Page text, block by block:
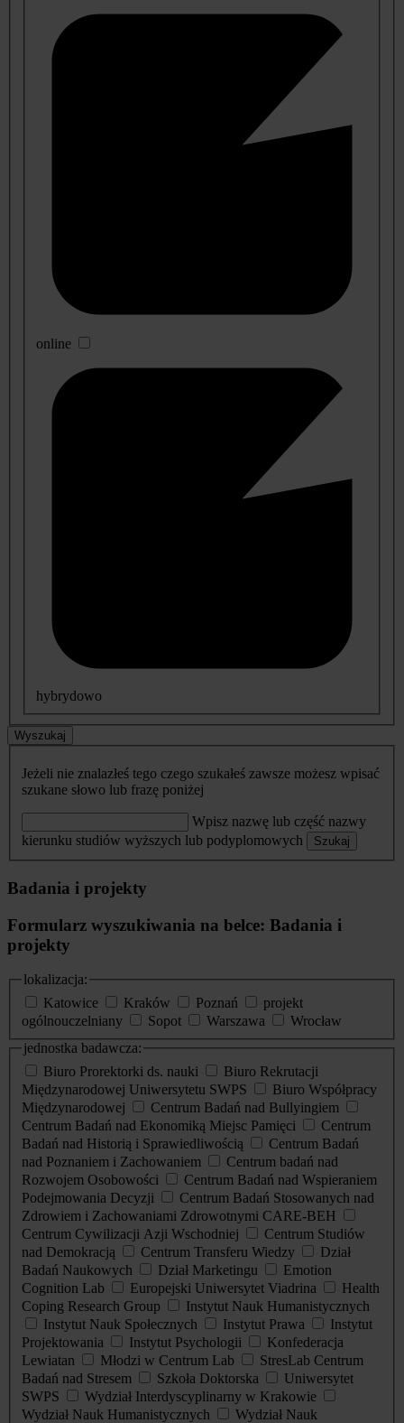
online
hybrydowo
Wyszukaj
Jeżeli nie znalazłeś tego czego szukałeś zawsze możesz wpisać
szukane słowo lub frazę poniżej
Wpisz nazwę lub część nazwy
kierunku studiów wyższych lub podyplomowych
Szukaj
Badania i projekty
Formularz wyszukiwania na belce: Badania i
projekty
lokalizacja:
Katowice
Kraków Poznań
projekt
ogólnouczelniany
Sopot Warszawa
Wrocław
jednostka badawcza:
Biuro Prorektorki ds. nauki
Biuro Rekrutacji
Międzynarodowej Uniwersytetu SWPS
Biuro Współpracy
Międzynarodowej
Centrum Badań nad Bullyingiem
Centrum Badań nad Ekonomiką Miejsc Pamięci
Centrum
Badań nad Historią i Sprawiedliwością
Centrum Badań
nad Poznaniem i Zachowaniem
Centrum badań nad
Rozwojem Osobowości
Centrum Badań nad Wspieraniem
Podejmowania Decyzji
Centrum Badań Stosowanych nad
Zdrowiem i Zachowaniami Zdrowotnymi CARE-BEH
Centrum Cywilizacji Azji Wschodniej
Centrum Studiów
nad Demokracją
Centrum Transferu Wiedzy
Dział
Badań Naukowych
Dział Marketingu
Emotion
Cognition Lab
Europejski Uniwersytet Viadrina
Health
Coping Research Group
Instytut Nauk Humanistycznych
Instytut Nauk Społecznych
Instytut Prawa
Instytut
Projektowania
Instytut Psychologii
Konfederacja
Lewiatan
Młodzi w Centrum Lab
StresLab Centrum
Badań nad Stresem
Szkoła Doktorska
Uniwersytet
SWPS
Wydział Interdyscyplinarny w Krakowie
Wydział Nauk Humanistycznych
Wydział Nauk